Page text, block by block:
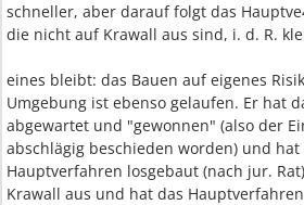
schneller, aber darauf folgt das
die nicht auf Krawall aus sind, i. d. R.
eines bleibt: das Bauen auf eigenes
Umgebung ist ebenso gelaufen. Er hat
abgewartet und "gewonnen" (also der
abschlägig beschieden worden) und
Hauptverfahren losgebaut (nach jur.
Krawall aus und hat das